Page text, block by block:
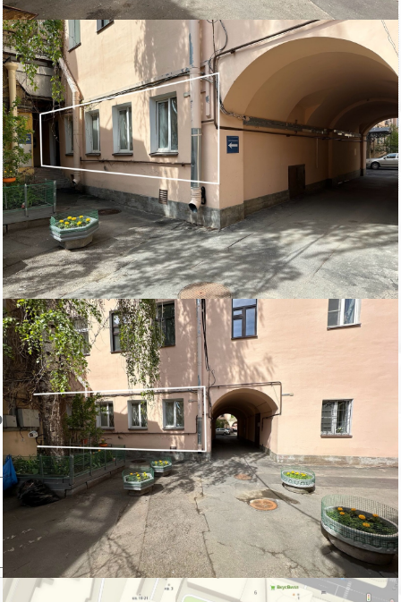
Снять, арендовать офисное помещение:
ID: 831871
Сдаётся в аренду нежилое помещение. Состояние хорошее, с
ремонтом.
Во дворе есть стоянка для автомобилей (есть пульт от ворот).
Проход во двор для пешеходов не закрывается.
Рядом метро Чернышевская (пешком до метро 14 минут).
Прямая аренда от собственника, без комиссии.
Возможны арендные каникулы.
Звоните, с радостью отвечу на все ваши вопросы.
Пожаловаться на объявление
Продано
Несуществующий объект
Неверная цена
Неверный адрес
Не дозвониться
Другая причина
Связаться с продавцом
Следить за объектом